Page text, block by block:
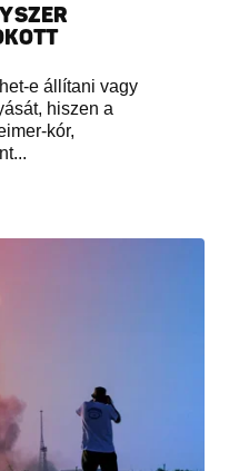
e állítani vagy
hiszen a
kór,